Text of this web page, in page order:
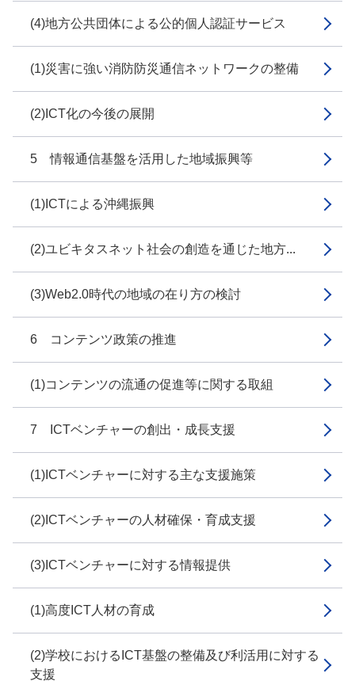
(4)地方公共団体による公的個人認証サービス
(1)災害に強い消防防災通信ネットワークの整備
(2)ICT化の今後の展開
5 情報通信基盤を活用した地域振興等
(1)ICTによる沖縄振興
(2)ユビキタスネット社会の創造を通じた地方...
(3)Web2.0時代の地域の在り方の検討
6 コンテンツ政策の推進
(1)コンテンツの流通の促進等に関する取組
7 ICTベンチャーの創出・成長支援
(1)ICTベンチャーに対する主な支援施策
(2)ICTベンチャーの人材確保・育成支援
(3)ICTベンチャーに対する情報提供
(1)高度ICT人材の育成
(2)学校におけるICT基盤の整備及び利活用に対する
支援